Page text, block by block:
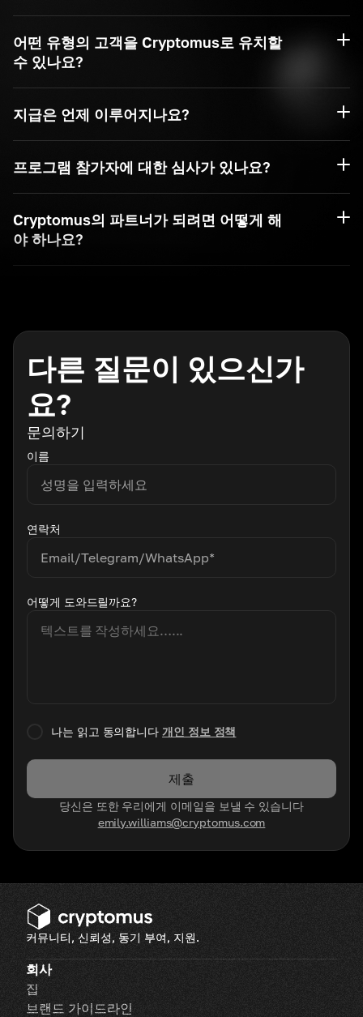
어떤 유형의 고객을 Cryptomus로 유치할
수 있나요?
지급은 언제 이루어지나요?
프로그램 참가자에 대한 심사가 있나요?
Cryptomus의 파트너가 되려면 어떻게 해
야 하나요?
다른 질문이 있으신가
요?
문의하기
이름
연락처
어떻게 도와드릴까요?
나는 읽고 동의합니다 개인 정보 정책
제출
당신은 또한 우리에게 이메일을 보낼 수 있습니다
emily.williams@cryptomus.com
커뮤니티, 신뢰성, 동기 부여, 지원.
회사
집
브랜드 가이드라인